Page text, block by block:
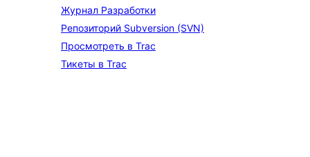
Журнал Разработки
Репозиторий Subversion (SVN)
Просмотреть в Trac
Тикеты в Trac